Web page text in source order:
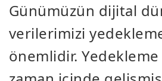
Günümüzün dijital
verilerimizi
önemlidir.